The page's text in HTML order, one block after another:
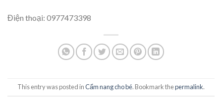
Điện thoại: 0977473398
This entry was posted inCẩm nang cho bé. Bookmark thepermalink.